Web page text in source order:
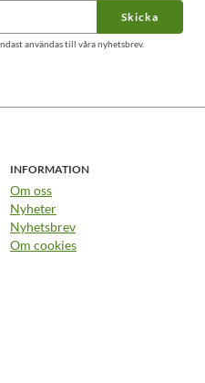
Skicka
användas till våra nyhetsbrev.
INFORMATION
Om oss
Nyheter
Nyhetsbrev
Om cookies